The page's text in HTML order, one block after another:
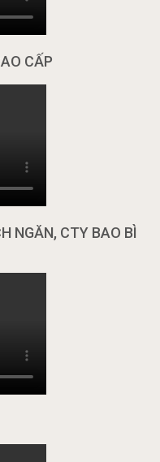
CẤP
NGĂN, CTY BAO BÌ